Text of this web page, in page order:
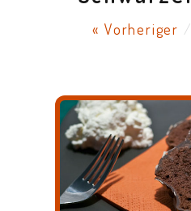
« Vorheriger /